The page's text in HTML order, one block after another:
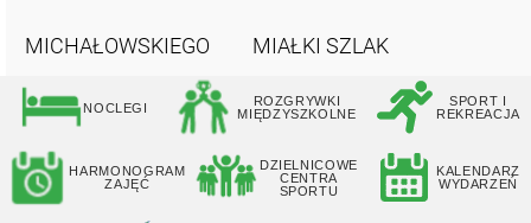
MICHAŁOWSKIEGO MIAŁKI SZLAK
NOCLEGI
ROZGRYWKI
MIĘDZYSZKOLNE
SPORT I
REKREACJA
HARMONOGRAM
ZAJĘĆ
DZIELNICOWE
CENTRA
SPORTU
KALENDARZ
WYDARZEŃ